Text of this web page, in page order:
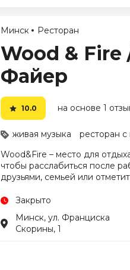
Минск Ресторан
Wood &
Файер
10.0 на основе 1
живая музыка ресторан
Wood&Fire – место для
чтобы расслабиться после
друзьями, семьей или
Закрыто
Минск, ул. Франциска
Скорины, 1